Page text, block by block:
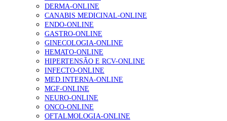
Alguns milhares de utentes podem ficar sem médico de
família com nova regras do registo, alerta associação
155 visualizações
1.º Episódio do Podcast “Frequência Cardio – Sintoniza-
te na Insuficiência Cardíaca” da Bayer
99 visualizações
DERMA-ONLINE
CANABIS MEDICINAL-ONLINE
ENDO-ONLINE
GASTRO-ONLINE
GINECOLOGIA-ONLINE
HEMATO-ONLINE
HIPERTENSÃO E RCV-ONLINE
INFECTO-ONLINE
MED.INTERNA-ONLINE
MGF-ONLINE
NEURO-ONLINE
ONCO-ONLINE
OFTALMOLOGIA-ONLINE